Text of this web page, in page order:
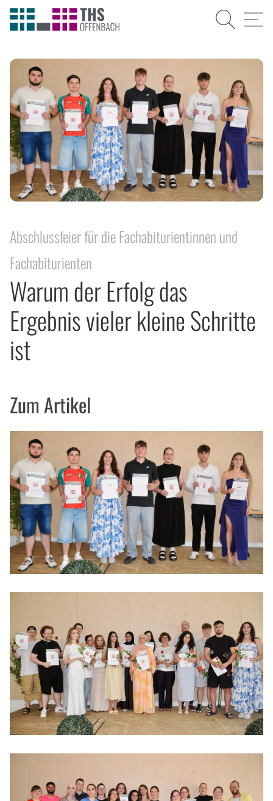
Abschlussfeier für die Fachabiturientinnen und
Fachabiturienten
Warum der Erfolg das
Ergebnis vieler kleine Schritte
ist
Zum Artikel